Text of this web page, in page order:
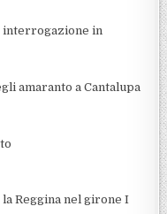
interrogazione in
amaranto a Cantalupa
Reggina nel girone I